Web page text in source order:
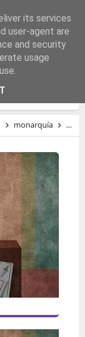
monarquía
its services
user-agent are
and security
usage